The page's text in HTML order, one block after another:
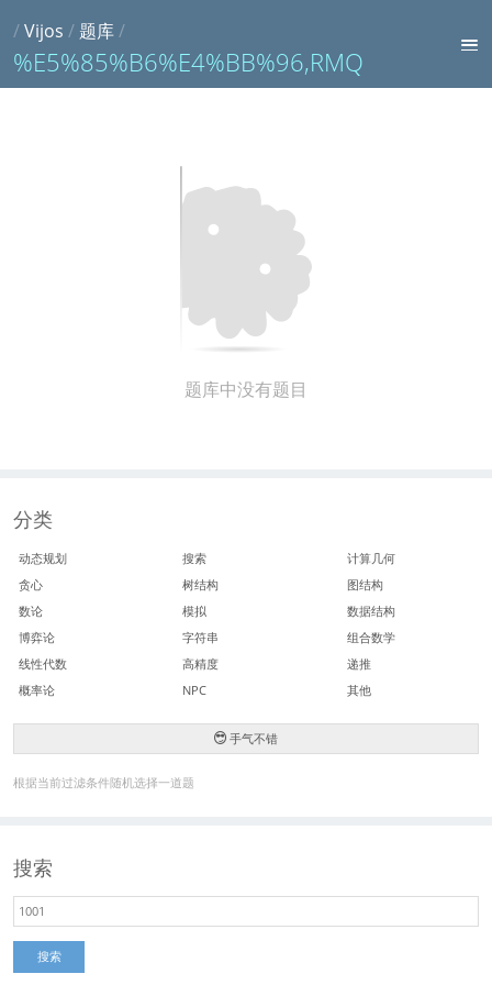
/Vijos / 题库/
%E5%85%B6%E4%BB%96,RMQ
题库中没有题目
分类
动态规划 搜索
计算几何
贪心
树结构
图结构
数论
模拟
数据结构
博弈论
字符串
组合数学
线性代数
高精度
递推
概率论
NPC 其他
手气不错
根据当前过滤条件随机选择一道题
搜索
搜索